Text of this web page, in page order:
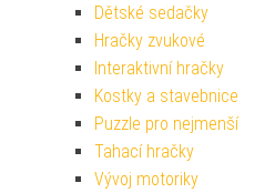
Dětské sedačky
Hračky zvukové
Interaktivní hračky
Kostky a stavebnice
Puzzle pro nejmenší
Tahací hračky
Vývoj motoriky